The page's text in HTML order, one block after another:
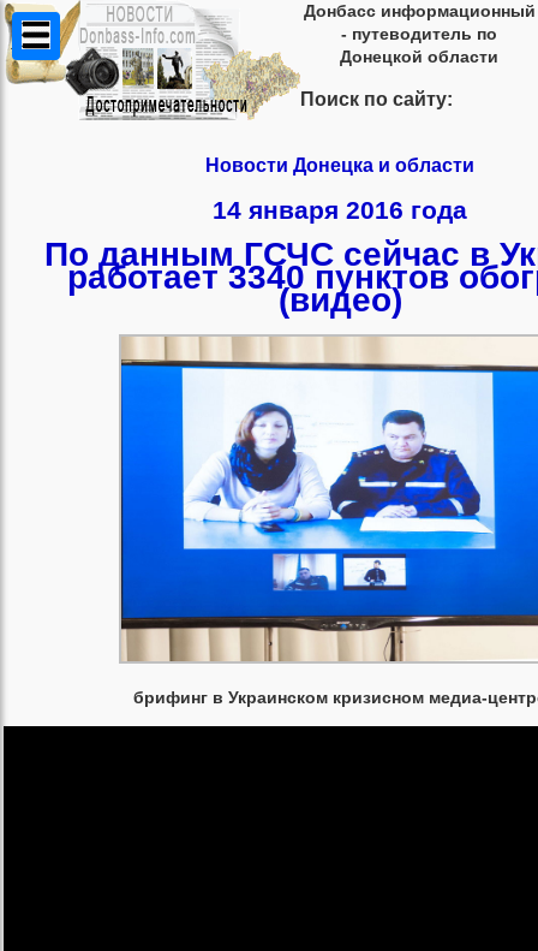
Донбасс информационный
- путеводитель по
Донецкой области
Поиск по сайту:
Новости Донецка и области
14 января 2016 года
По данным ГСЧС сейчас в
работает 3340 пунктов
(видео)
брифинг в Украинском кризисном медиа-